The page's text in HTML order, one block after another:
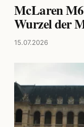
McLaren
Wurzel der
15.07.2026